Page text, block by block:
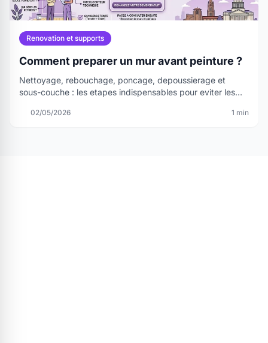
Renovation et supports
Comment preparer un mur avant peinture ?
Nettoyage, rebouchage, poncage, depoussierage et
sous-couche : les etapes indispensables pour eviter les
02/05/2026 1 min